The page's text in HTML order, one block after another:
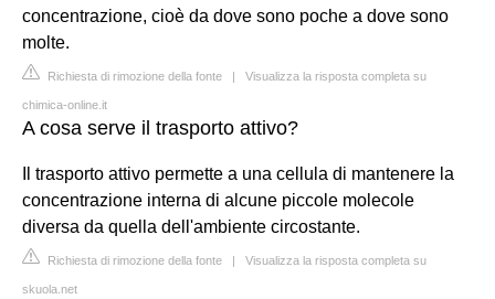
concentrazione, cioè da dove sono poche a dove sono
molte.
Richiesta di rimozione della fonte | Visualizza la risposta completa su
chimica-online.it
A cosa serve il trasporto attivo?
Il trasporto attivo permette a una cellula di mantenere la
concentrazione interna di alcune piccole molecole
diversa da quella dell'ambiente circostante.
Richiesta di rimozione della fonte | Visualizza la risposta completa su
skuola.net